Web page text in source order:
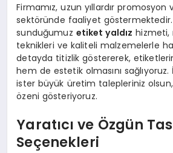
Firmamız, uzun yıllardır promosyon
sektöründe faaliyet
sunduğumuz etiket yaldız hizmeti,
teknikleri ve kaliteli malzemelerle
detayda titizlik göstererek,
hem de estetik olmasını
ister büyük üretim talepleriniz
özeni gösteriyoruz.
Yaratıcı ve Özgün
Seçenekleri